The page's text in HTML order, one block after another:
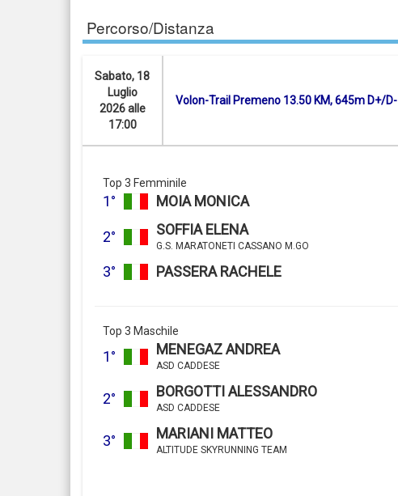
Percorso/Distanza
Sabato, 18
Luglio
2026 alle
17:00
Volon-Trail Premeno 13.50 KM, 645m D+/D-
Top 3 Femminile
1° MOIA MONICA
2° SOFFIA ELENA
G.S. MARATONETI CASSANO M.GO
3° PASSERA RACHELE
Top 3 Maschile
1° MENEGAZ ANDREA
ASD CADDESE
2° BORGOTTI ALESSANDRO
ASD CADDESE
3° MARIANI MATTEO
ALTITUDE SKYRUNNING TEAM